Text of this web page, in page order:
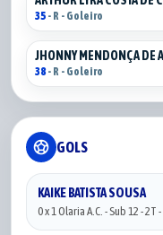
35 - R - Goleiro
JHONNY MENDONÇA DE
38- R - Goleiro
sports_soccer GOLS
KAIKE BATISTA SOUSA
0 x 1 Olaria A.C. - Sub 12 - 2T